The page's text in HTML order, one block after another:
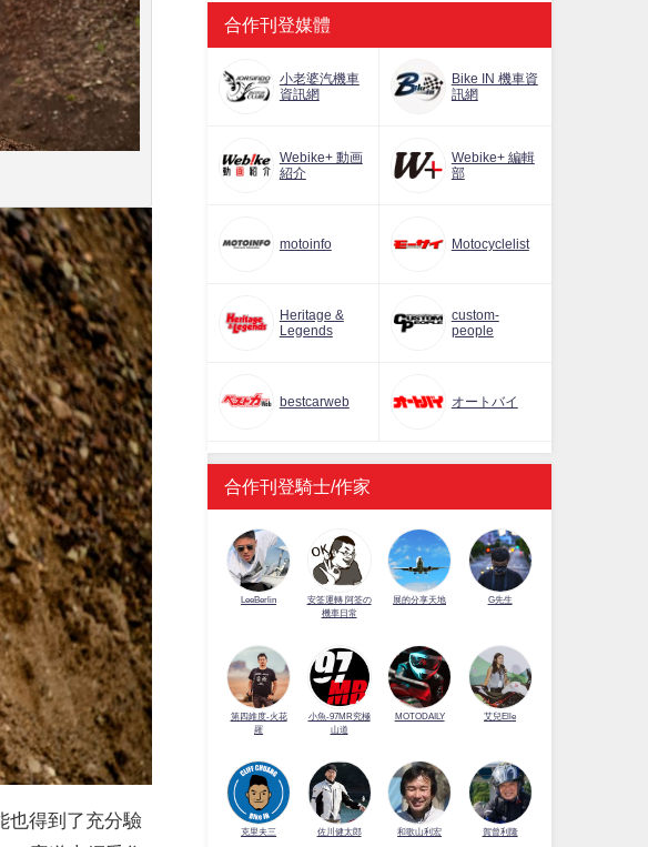
也得到了充分驗
合作刊登媒體
小老婆汽機車
資訊網
Bike IN 機車資
訊網
Webike+ 動画
紹介
Webike+ 編輯
部
motoinfo Motocyclelist
Heritage &
Legends
custom-
people
bestcarweb オートバイ
合作刊登騎士/作家
LeeBerlin
安筌運轉 阿筌の
機車日常
展的分享天地 G先生
第四維度-火花
羅
小魚-97MR究極
山道
MOTODAILY 艾兒Elle
克里夫三 佐川健太郎 和歌山利宏 賀曾利隆